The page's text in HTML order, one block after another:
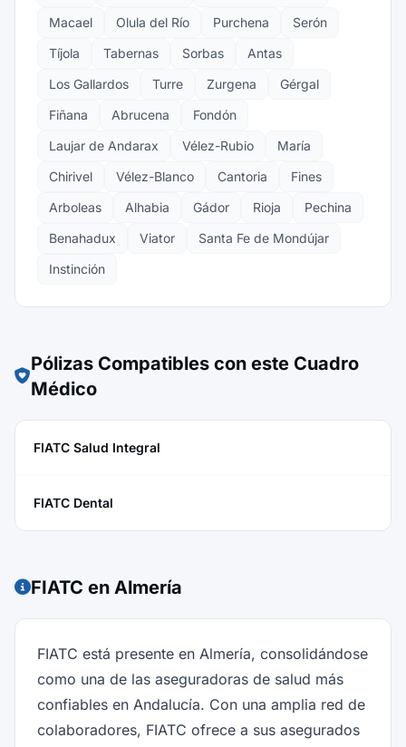
Macael
Olula del Río Purchena
Serón
Tíjola
Tabernas Sorbas
Antas
Los Gallardos
Turre Zurgena
Gérgal
Fiñana
Abrucena
Fondón
Laujar de Andarax
Vélez-Rubio
María
Chirivel
Vélez-Blanco Cantoria
Fines
Arboleas
Alhabia Gádor Rioja
Pechina
Benahadux
Viator
Santa Fe de Mondújar
Instinción
Pólizas Compatibles con este Cuadro
Médico
FIATC Salud Integral
FIATC Dental
FIATC en Almería
FIATC está presente en Almería, consolidándose
como una de las aseguradoras de salud más
confiables en Andalucía. Con una amplia red de
colaboradores, FIATC ofrece a sus asegurados